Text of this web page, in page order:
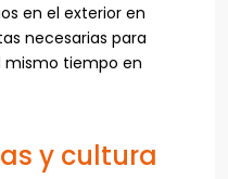
en el exterior en
necesarias para
mismo tiempo en
y cultura